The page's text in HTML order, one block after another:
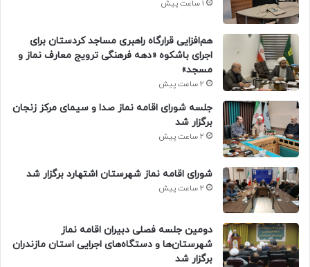
1 ساعت پیش
هم‌افزایی قرارگاه راهبری مساجد کردستان برای
اجرای باشکوه «دهه فرهنگی ترویج معارف نماز و
مسجد»
2 ساعت پیش
جلسه شورای اقامه نماز صدا و سیمای مرکز زنجان
برگزار شد
2 ساعت پیش
شورای اقامه نماز شهرستان اشتهارد برگزار شد
2 ساعت پیش
دومین جلسه فصلی دبیران اقامه نماز
شهرستان‌ها و دستگاه‌های اجرایی استان مازندران
برگزار شد